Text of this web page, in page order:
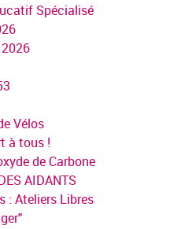
Spécialisé
Vélos
à tous !
de Carbone
AIDANTS
: Ateliers Libres